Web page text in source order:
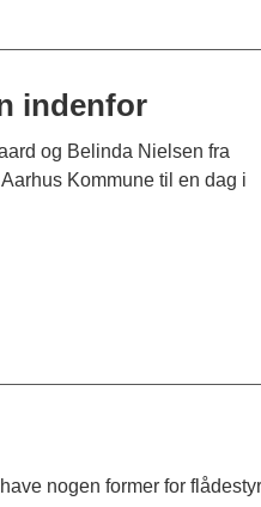
indenfor
og Belinda Nielsen fra
Kommune til en dag i
nogen former for